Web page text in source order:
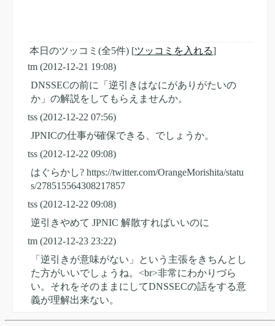
本日のツッコミ(全5件) [ツッコミを入れる]
tm (2012-12-21 19:08)
DNSSECの前に「逆引きはなにがありがたいの
か」の解説をしてもらえませんか。
tss (2012-12-22 07:56)
JPNICの仕事が確保できる、でしょうか。
tss (2012-12-22 09:08)
はぐらかし? https://twitter.com/OrangeMorishita/statu
s/278515564308217857
tss (2012-12-22 09:08)
逆引きやめて JPNIC 解散すればいいのに
tm (2012-12-23 23:22)
「逆引きが意味がない」という主張をきちんとし
た方がいいでしょうね。<br>非常にわかりづら
い。それをそのままにしてDNSSECの話をする意
義が理解出来ない。